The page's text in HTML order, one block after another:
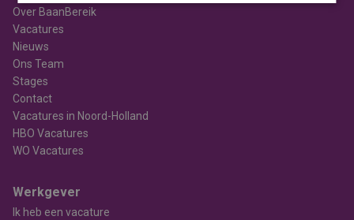
Over BaanBereik
Vacatures
Nieuws
Ons Team
Stages
Contact
Vacatures in Noord-Holland
HBO Vacatures
WO Vacatures
Werkgever
Ik heb een vacature